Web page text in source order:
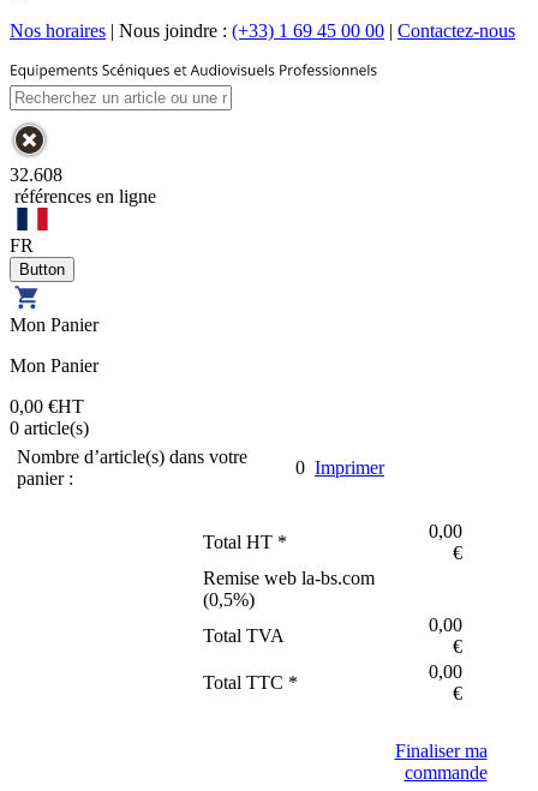
Nos horaires | Nous joindre : (+33) 1 69 45 00 00 | Contactez-nous
32.608
références en ligne
FR
Mon Panier
Mon Panier
0,00 €HT
0 article(s)
Nombre d’article(s) dans votre
panier :
0 Imprimer
Total HT *
0,00
€
Remise web la-bs.com
(0,5%)
Total TVA
0,00
€
Total TTC *
0,00
€
Finaliser ma
commande